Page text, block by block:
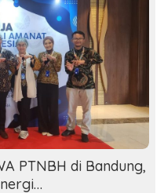
PTNBH di Bandung,